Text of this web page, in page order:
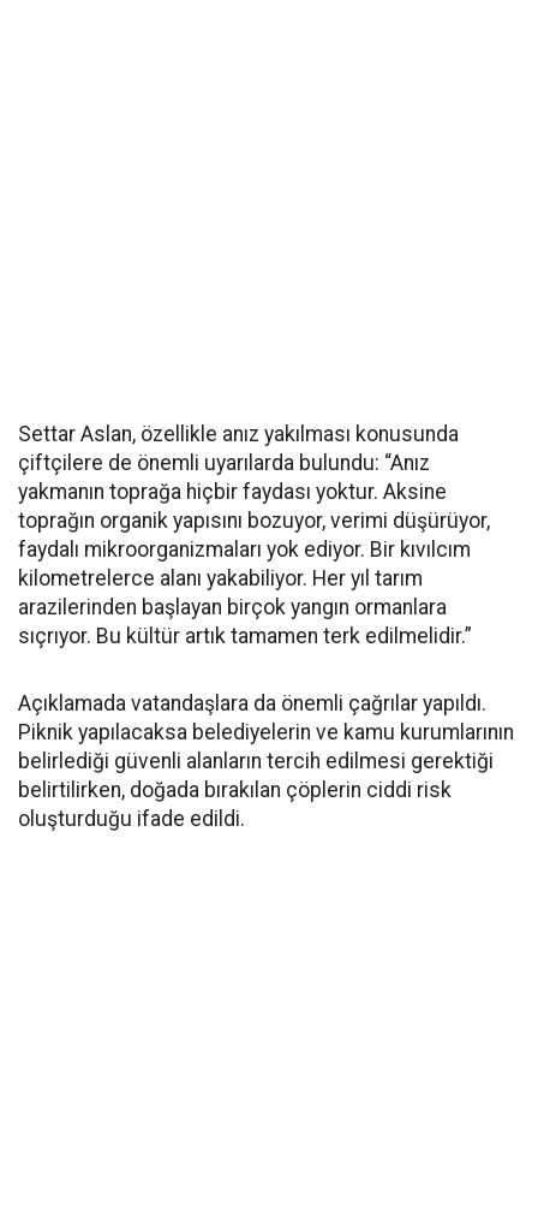
Settar Aslan, özellikle anız yakılması konusunda
çiftçilere de önemli uyarılarda bulundu: “Anız
yakmanın toprağa hiçbir faydası yoktur. Aksine
toprağın organik yapısını bozuyor, verimi düşürüyor,
faydalı mikroorganizmaları yok ediyor. Bir kıvılcım
kilometrelerce alanı yakabiliyor. Her yıl tarım
arazilerinden başlayan birçok yangın ormanlara
sıçrıyor. Bu kültür artık tamamen terk edilmelidir.”
Açıklamada vatandaşlara da önemli çağrılar yapıldı.
Piknik yapılacaksa belediyelerin ve kamu kurumlarının
belirlediği güvenli alanların tercih edilmesi gerektiği
belirtilirken, doğada bırakılan çöplerin ciddi risk
oluşturduğu ifade edildi.